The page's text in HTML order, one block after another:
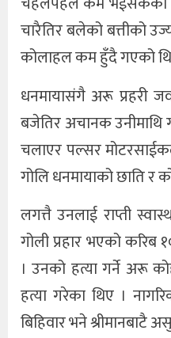
चारैतिर बलेको बत्तीको
कोलाहल कम हुँदै गएको
धनमायासंगै अरू प्रहरी
बजेतिर अचानक उनीमाथि
चलाएर पल्सर
गोलि धनमायाको छाति र
लगत्तै उनलाई राप्ती
गोली प्रहार भएको करिब
। उनको हत्या गर्ने अरू
हत्या गरेका थिए ।
बिहिवार भने श्रीमानबाटै